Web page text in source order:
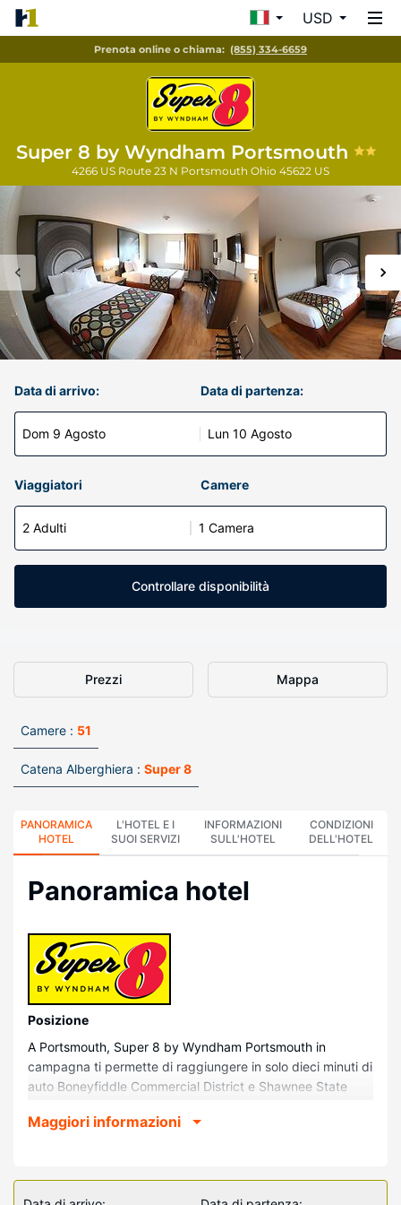
USD
Prenota online o chiama: (855) 334-6659
Super 8 by Wyndham Portsmouth
4266 US Route 23 N Portsmouth Ohio 45622 US
Data di arrivo:
Dom 9 Agosto
Data di partenza:
Lun 10 Agosto
Viaggiatori Camere
2 Adulti 1 Camera
Controllare disponibilità
Prezzi Mappa
Camere : 51
Catena Alberghiera : Super 8
PANORAMICA
HOTEL
L'HOTEL E I
SUOI SERVIZI
INFORMAZIONI
SULL'HOTEL
CONDIZIONI
DELL'HOTEL
Panoramica hotel
Posizione
A Portsmouth, Super 8 by Wyndham Portsmouth in
campagna ti permette di raggiungere in solo dieci minuti di
auto Boneyfiddle Commercial District e Shawnee State
Floodwall Mural e 8,6 km da Portsmouth Raceway Park.
Rilassati in una delle 51 camere della struttura, complete di
frigorifero e microonde. Grazie ad un comodo letto con
Maggiori informazioni